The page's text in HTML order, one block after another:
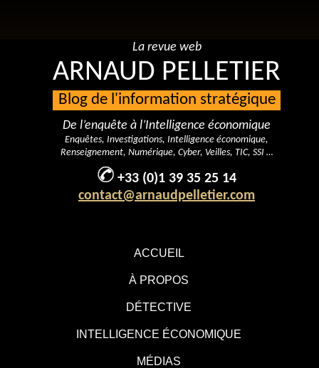
ACCUEIL
À PROPOS
DÉTECTIVE
INTELLIGENCE ÉCONOMIQUE
MÉDIAS
La revue web
ARNAUD PELLETIER
Blog de l'information stratégique
De l’enquête à l’Intelligence économique
Enquêtes, Investigations, Intelligence économique,
Renseignement, Numérique, Cyber, Veilles, TIC, SSI …
+33 (0)1 39 35 25 14
contact@arnaudpelletier.com